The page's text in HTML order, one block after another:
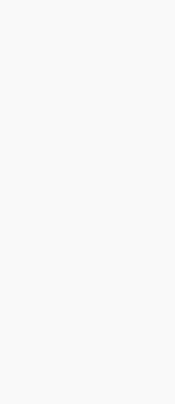
果没有一个统一的消息中心，
多个应用之间来回切换，浪费
的“统一消息中心”，你可以在
先级进行排序。同时，系统还
某些信息设置更高的排名，让